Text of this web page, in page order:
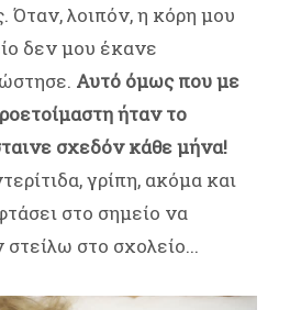
Όταν, λοιπόν, η κόρη μου
δεν μου έκανε
Αυτό όμως που με
ήταν το
σχεδόν κάθε μήνα!
γρίπη, ακόμα και
στο σημείο να
στο σχολείο...